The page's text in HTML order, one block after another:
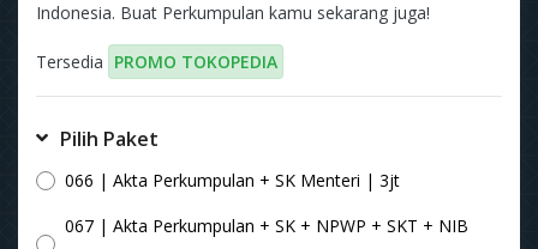
Indonesia. Buat Perkumpulan kamu sekarang juga!
Tersedia PROMO TOKOPEDIA
Pilih Paket
066 | Akta Perkumpulan + SK Menteri | 3jt
067 | Akta Perkumpulan + SK + NPWP + SKT + NIB